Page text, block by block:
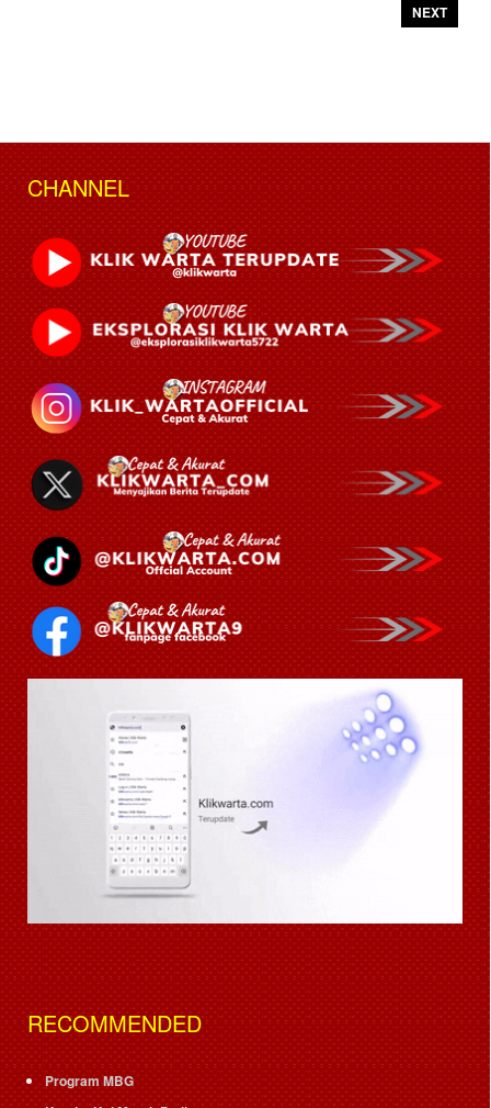
NEXT
CHANNEL
RECOMMENDED
Program MBG